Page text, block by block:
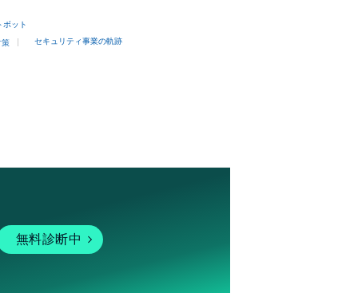
ボット
策 セキュリティ事業の軌跡
無料診断中